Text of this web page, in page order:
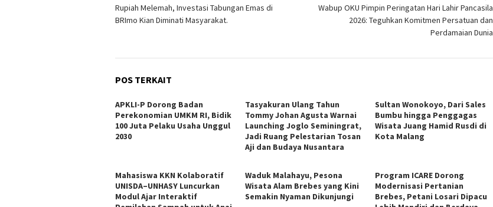
pos
Rupiah Melemah, Investasi Tabungan Emas di
BRImo Kian Diminati Masyarakat.
Wabup OKU Pimpin Peringatan Hari Lahir Pancasila
2026: Teguhkan Komitmen Persatuan dan
Perdamaian Dunia
POS TERKAIT
APKLI-P Dorong Badan
Perekonomian UMKM RI, Bidik
100 Juta Pelaku Usaha Unggul
2030
Tasyakuran Ulang Tahun
Tommy Johan Agusta Warnai
Launching Joglo Seminingrat,
Jadi Ruang Pelestarian Tosan
Aji dan Budaya Nusantara
Sultan Wonokoyo, Dari Sales
Bumbu hingga Penggagas
Wisata Juang Hamid Rusdi di
Kota Malang
Mahasiswa KKN Kolaboratif
UNISDA–UNHASY Luncurkan
Modul Ajar Interaktif
Waduk Malahayu, Pesona
Wisata Alam Brebes yang Kini
Semakin Nyaman Dikunjungi
Program ICARE Dorong
Modernisasi Pertanian
Brebes, Petani Losari Dipacu